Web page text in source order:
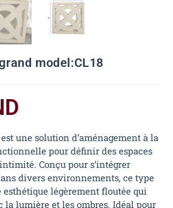
model:CL18
une solution d’aménagement à la
pour définir des espaces
Conçu pour s’intégrer
divers environnements, ce type
esthétique légèrement floutée qui
la lumière et les ombres. Idéal pour